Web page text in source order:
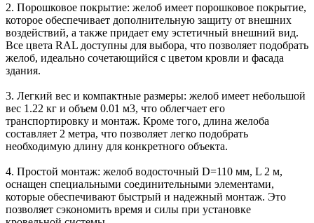
2. Порошковое покрытие: желоб имеет порошковое покрытие,
которое обеспечивает дополнительную защиту от внешних
воздействий, а также придает ему эстетичный внешний вид.
Все цвета RAL доступны для выбора, что позволяет подобрать
желоб, идеально сочетающийся с цветом кровли и фасада
здания.
3. Легкий вес и компактные размеры: желоб имеет небольшой
вес 1.22 кг и объем 0.01 м3, что облегчает его
транспортировку и монтаж. Кроме того, длина желоба
составляет 2 метра, что позволяет легко подобрать
необходимую длину для конкретного объекта.
4. Простой монтаж: желоб водосточный D=110 мм, L 2 м,
оснащен специальными соединительными элементами,
которые обеспечивают быстрый и надежный монтаж. Это
позволяет сэкономить время и силы при установке